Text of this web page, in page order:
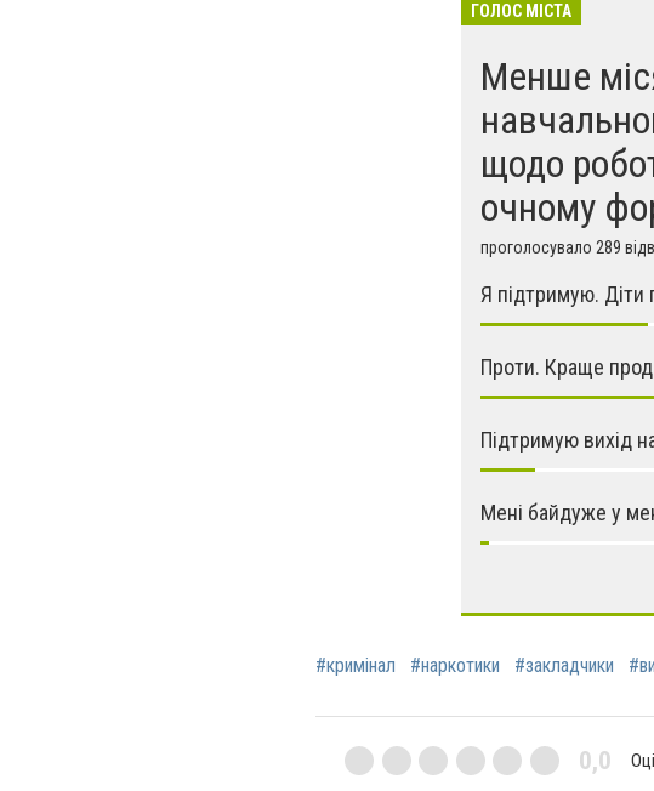
ГОЛОС МІСТА
Менше
щодо
очному
проголосувало 289
Я підтримую. Діти
Проти. Краще
Підтримую вихід
Мені байдуже у
#кримінал #наркотики #закладчики
0,0